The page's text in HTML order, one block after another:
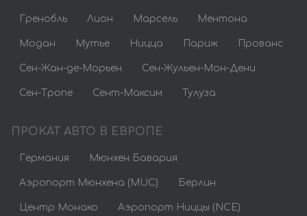
Гренобль Лион Марсель Ментона
Модан Мутье Ницца Париж Прованс
Сен-Жан-де-Морьен Сен-Жульен-Мон-Дени
Сен-Тропе Сент-Максим Тулуза
ПРОКАТ АВТО В ЕВРОПЕ
Германия Мюнхен Бавария
Аэропорт Мюнхена (MUC) Берлин
Центр Монако Аэропорт Ниццы (NCE)